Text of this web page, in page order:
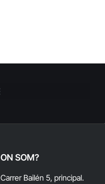
ON SOM?
Carrer Bailén 5, principal.